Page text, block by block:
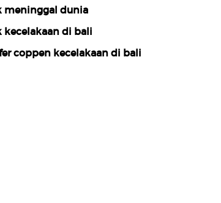
meninggal dunia
kecelakaan di bali
coppen kecelakaan di bali